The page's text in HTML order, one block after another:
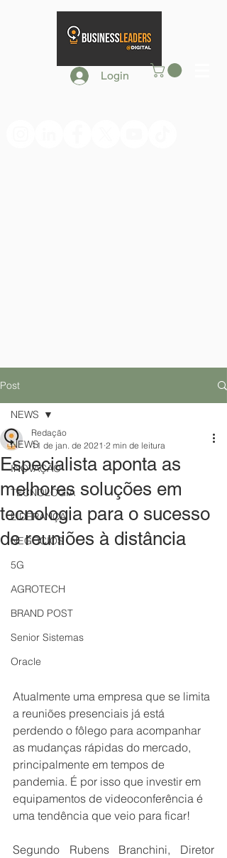
Login
Post
NEWS
INOVAÇÃO
TECNOLOGIA
LIDERANÇA
NEGÓCIOS
5G
AGROTECH
BRAND POST
Senior Sistemas
Oracle
NEWS
Especialista aponta as
melhores soluções em
tecnologia para o sucesso
de reuniões à distância
Redação
11 de jan. de 2021 2 min de leitura
Atualmente uma empresa que se limita
a reuniões presenciais já está
perdendo o fôlego para acompanhar
as mudanças rápidas do mercado,
principalmente em tempos de
pandemia. É por isso que investir em
equipamentos de videoconferência é
uma tendência que veio para ficar!
Segundo Rubens Branchini, Diretor